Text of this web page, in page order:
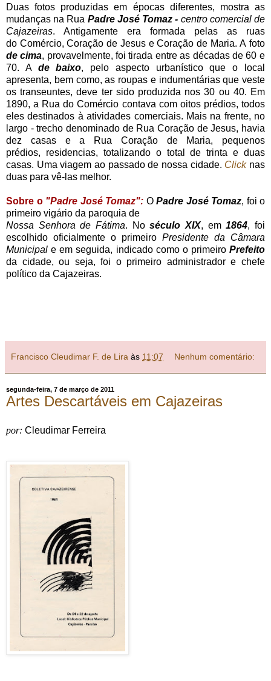
Duas fotos produzidas em épocas diferentes, mostra as
mudanças na Rua Padre José Tomaz - centro comercial de
Cajazeiras. Antigamente era formada pelas as ruas
do Comércio, Coração de Jesus e Coração de Maria.A foto
de cima, provavelmente, foi tirada entre as décadas de60 e
70. A de baixo, pelo aspecto urbanístico que o local
apresenta, bem como, as roupas e indumentáriasque veste
ostranseuntes,deve ter sido produzida nos 30 ou 40. Em
1890,a Rua do Comércio contava com oitos prédios, todos
eles destinados à atividades comerciais. Mais na frente, no
largo - trecho denominado de Rua Coração de Jesus, havia
dez casas e a Rua Coração de Maria, pequenos
prédios, residencias, totalizando o total de trinta e duas
casas. Uma viagem ao passado de nossa cidade. Clicknas
duas para vê-las melhor.
Sobre o "Padre José Tomaz": O Padre José Tomaz, foi o
primeiro vigário da paroquia de
Nossa Senhora de Fátima. Noséculo XIX, em1864, foi
escolhido oficialmente o primeiro Presidente da Câmara
Municipal e em seguida, indicado como o primeiro Prefeito
da cidade, ou seja, foi o primeiro administrador e chefe
político da Cajazeiras.
Francisco Cleudimar F. de Lira às 11:07 Nenhum comentário:
segunda-feira, 7 de março de 2011
Artes Descartáveis em Cajazeiras
por: Cleudimar Ferreira